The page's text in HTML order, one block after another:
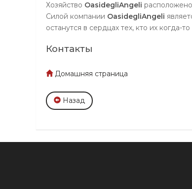
Хозяйство OasidegliAngeli
Силой компании OasidegliAngeli
останутся в сердцах тех, кто их когда-
Контакты
Домашняя страница
Назад